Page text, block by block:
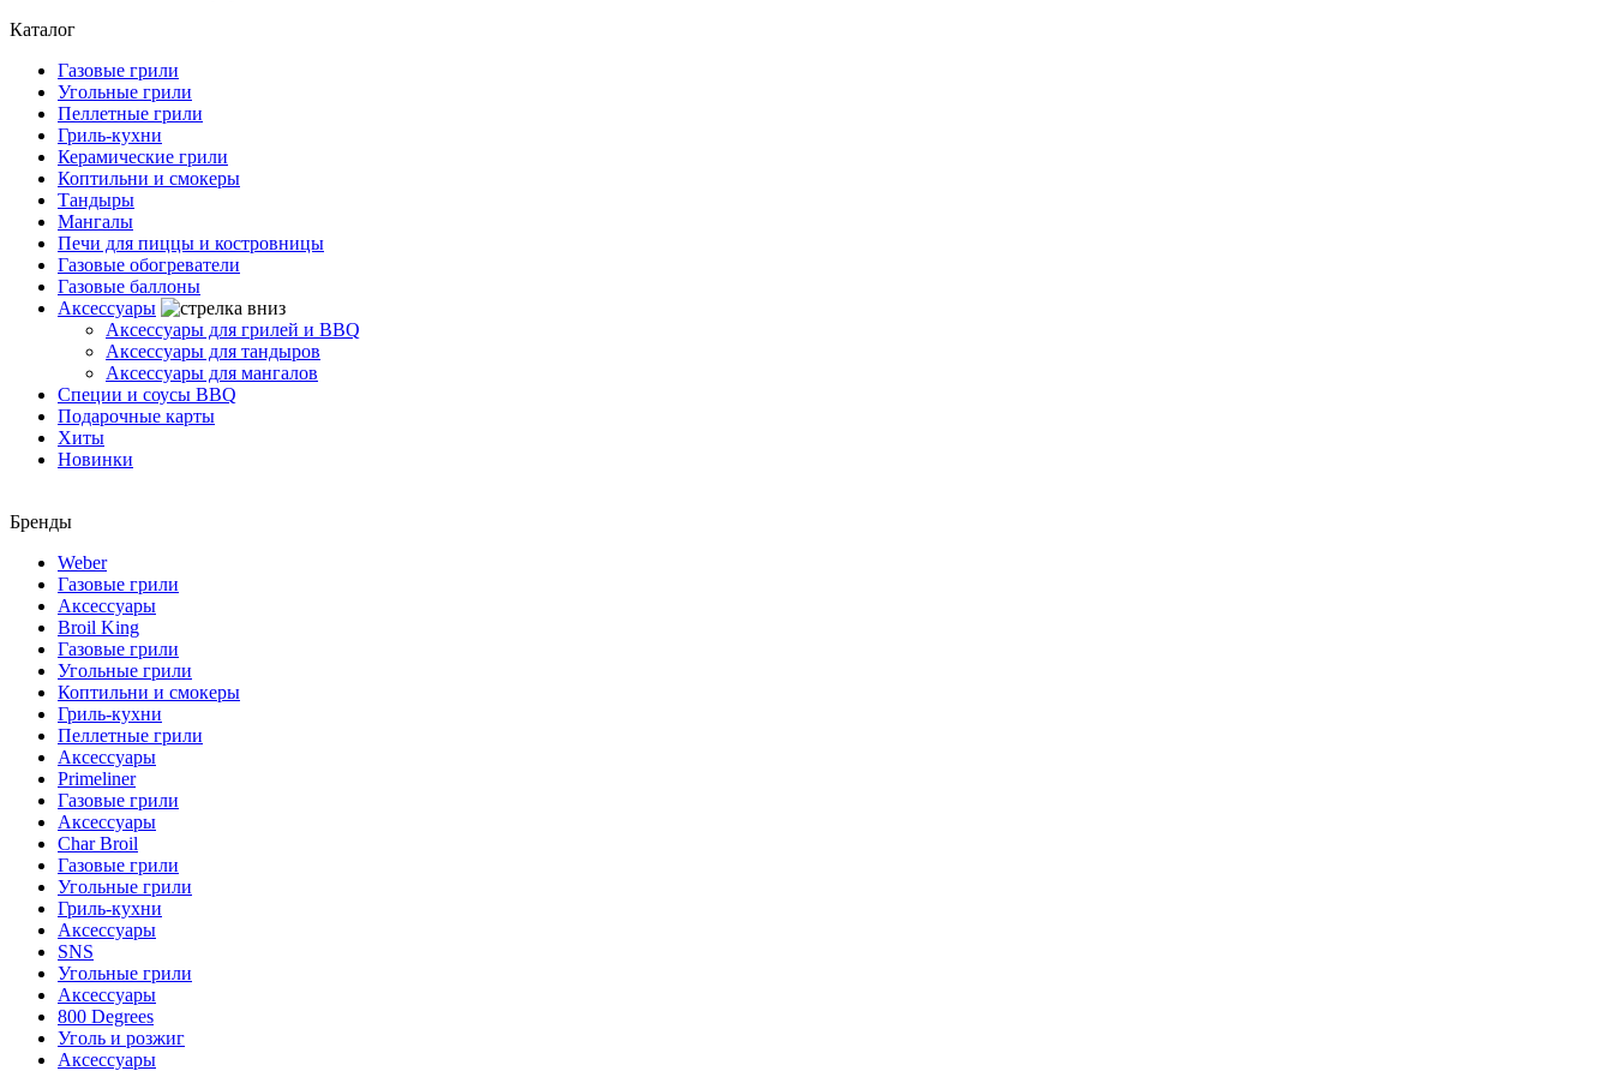
Каталог
Газовые грили
Угольные грили
Пеллетные грили
Гриль-кухни
Керамические грили
Коптильни и смокеры
Тандыры
Мангалы
Печи для пиццы и костровницы
Газовые обогреватели
Газовые баллоны
Аксессуары
Аксессуары для грилей и BBQ
Аксессуары для тандыров
Аксессуары для мангалов
Специи и соусы BBQ
Подарочные карты
Хиты
Новинки
Бренды
Weber
Газовые грили
Аксессуары
Broil King
Газовые грили
Угольные грили
Коптильни и смокеры
Гриль-кухни
Пеллетные грили
Аксессуары
Primeliner
Газовые грили
Аксессуары
Char Broil
Газовые грили
Угольные грили
Гриль-кухни
Аксессуары
SNS
Угольные грили
Аксессуары
800 Degrees
Уголь и розжиг
Аксессуары